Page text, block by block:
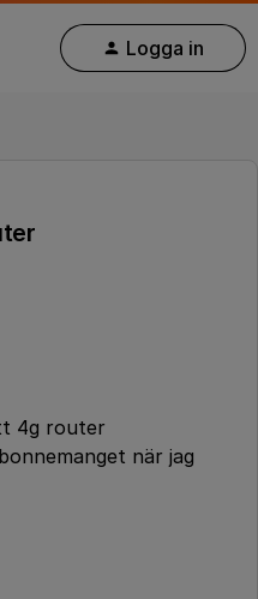
Logga in
4g router
när jag